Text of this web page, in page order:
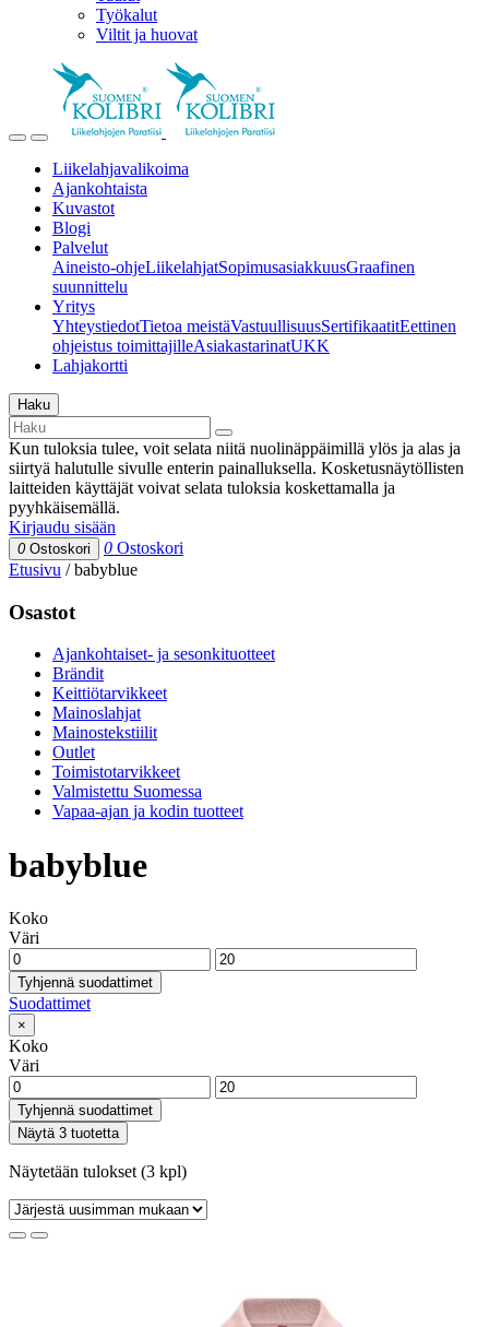
Työkalut
Viltit ja huovat
Liikelahjavalikoima
Ajankohtaista
Kuvastot
Blogi
Palvelut
Aineisto-ohjeLiikelahjatSopimusasiakkuusGraafinen
suunnittelu
Yritys
YhteystiedotTietoa meistäVastuullisuusSertifikaatitEettinen
ohjeistus toimittajilleAsiakastarinatUKK
Lahjakortti
Haku
Kun tuloksia tulee, voit selata niitä nuolinäppäimillä ylös ja alas ja
siirtyä halutulle sivulle enterin painalluksella. Kosketusnäytöllisten
laitteiden käyttäjät voivat selata tuloksia koskettamalla ja
pyyhkäisemällä.
Kirjaudu sisään
0 Ostoskori 0 Ostoskori
Etusivu /babyblue
Osastot
Ajankohtaiset- ja sesonkituotteet
Brändit
Keittiötarvikkeet
Mainoslahjat
Mainostekstiilit
Outlet
Toimistotarvikkeet
Valmistettu Suomessa
Vapaa-ajan ja kodin tuotteet
babyblue
Koko
Väri
Tyhjennä suodattimet
Suodattimet
×
Koko
Väri
Tyhjennä suodattimet
Näytä 3 tuotetta
Näytetään tulokset (3 kpl)